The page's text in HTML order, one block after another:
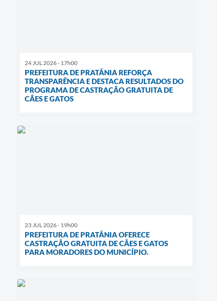
24 JUL 2026 - 17h00
PREFEITURA DE PRATÂNIA REFORÇA
TRANSPARÊNCIA E DESTACA RESULTADOS DO
PROGRAMA DE CASTRAÇÃO GRATUITA DE
CÃES E GATOS
23 JUL 2026 - 19h00
PREFEITURA DE PRATÂNIA OFERECE
CASTRAÇÃO GRATUITA DE CÃES E GATOS
PARA MORADORES DO MUNICÍPIO.